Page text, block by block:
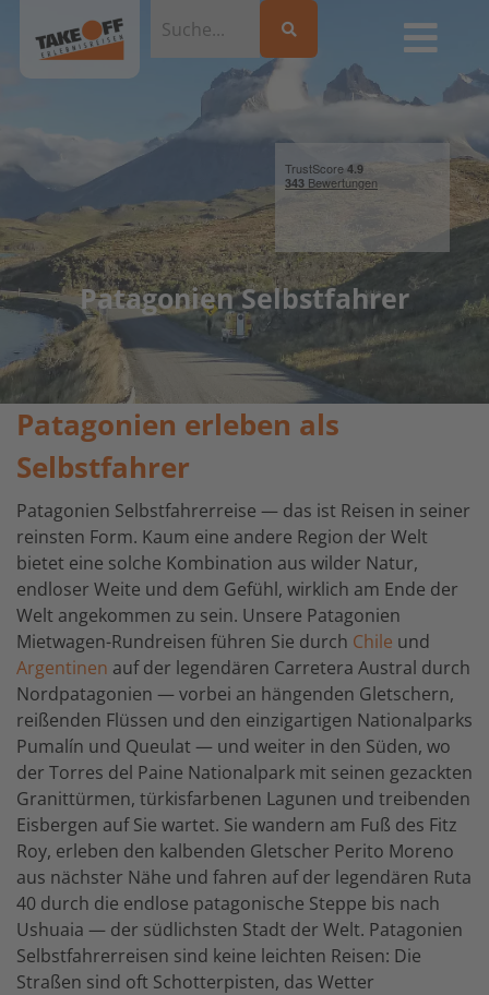
Patagonien Selbstfahrer
Patagonien erleben als
Selbstfahrer
Patagonien Selbstfahrerreise — das ist Reisen in seiner
reinsten Form. Kaum eine andere Region der Welt
bietet eine solche Kombination aus wilder Natur,
endloser Weite und dem Gefühl, wirklich am Ende der
Welt angekommen zu sein. Unsere Patagonien
Mietwagen-Rundreisen führen Sie durch Chile und
Argentinen auf der legendären Carretera Austral durch
Nordpatagonien — vorbei an hängenden Gletschern,
reißenden Flüssen und den einzigartigen Nationalparks
Pumalín und Queulat — und weiter in den Süden, wo
der Torres del Paine Nationalpark mit seinen gezackten
Granittürmen, türkisfarbenen Lagunen und treibenden
Eisbergen auf Sie wartet. Sie wandern am Fuß des Fitz
Roy, erleben den kalbenden Gletscher Perito Moreno
aus nächster Nähe und fahren auf der legendären Ruta
40 durch die endlose patagonische Steppe bis nach
Ushuaia — der südlichsten Stadt der Welt. Patagonien
Selbstfahrerreisen sind keine leichten Reisen: Die
Straßen sind oft Schotterpisten, das Wetter